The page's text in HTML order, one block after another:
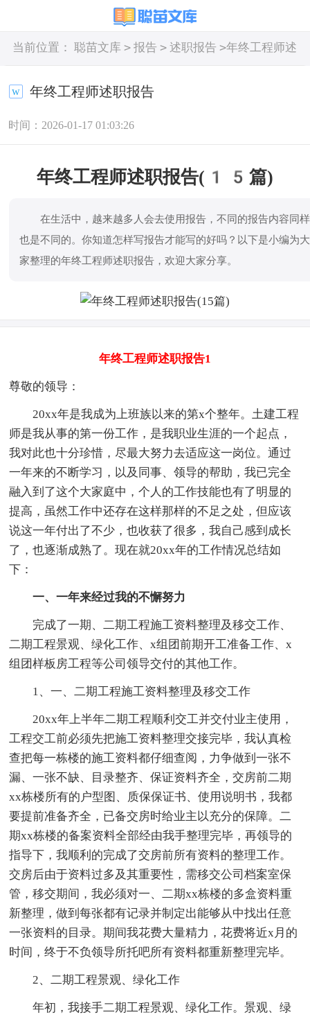
当前位置： 聪苗文库 > 报告 > 述职报告 >年终工程师述
年终工程师述职报告
时间：2026-01-17 01:03:26
年终工程师述职报告(15篇)
在生活中，越来越多人会去使用报告，不同的报告内容同样
也是不同的。你知道怎样写报告才能写的好吗？以下是小编为大
家整理的年终工程师述职报告，欢迎大家分享。
年终工程师述职报告1
尊敬的领导：
20xx年是我成为上班族以来的第x个整年。土建工程
师是我从事的第一份工作，是我职业生涯的一个起点，
我对此也十分珍惜，尽最大努力去适应这一岗位。通过
一年来的不断学习，以及同事、领导的帮助，我已完全
融入到了这个大家庭中，个人的工作技能也有了明显的
提高，虽然工作中还存在这样那样的不足之处，但应该
说这一年付出了不少，也收获了很多，我自己感到成长
了，也逐渐成熟了。现在就20xx年的工作情况总结如
下：
一、一年来经过我的不懈努力
完成了一期、二期工程施工资料整理及移交工作、
二期工程景观、绿化工作、x组团前期开工准备工作、x
组团样板房工程等公司领导交付的其他工作。
1、一、二期工程施工资料整理及移交工作
20xx年上半年二期工程顺利交工并交付业主使用，
工程交工前必须先把施工资料整理交接完毕，我认真检
查把每一栋楼的施工资料都仔细查阅，力争做到一张不
漏、一张不缺、目录整齐、保证资料齐全，交房前二期
xx栋楼所有的户型图、质保保证书、使用说明书，我都
要提前准备齐全，已备交房时给业主以充分的保障。二
期xx栋楼的备案资料全部经由我手整理完毕，再领导的
指导下，我顺利的完成了交房前所有资料的整理工作。
交房后由于资料过多及其重要性，需移交公司档案室保
管，移交期间，我必须对一、二期xx栋楼的多盒资料重
新整理，做到每张都有记录并制定出能够从中找出任意
一张资料的目录。期间我花费大量精力，花费将近x月的
时间，终于不负领导所托吧所有资料都重新整理完毕。
2、二期工程景观、绿化工作
年初，我接手二期工程景观、绿化工作。景观、绿